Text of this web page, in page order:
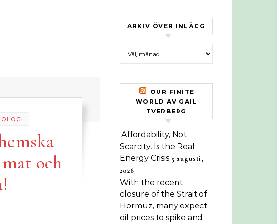
och
ARKIV ÖVER INLÄGG
OUR FINITE
WORLD AV GAIL
TVERBERG
Affordability, Not
Scarcity, Is the Real
Energy Crisis 5 augusti,
2026
With the recent
closure of the Strait of
Hormuz, many expect
oil prices to spike and